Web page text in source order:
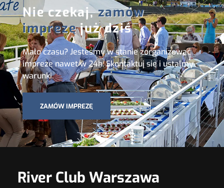
Nie czekaj,zamów
imprezęjuż dziś
Mało czasu? Jesteśmy w stanie zorganizować
imprezę nawet w 24h. Skontaktuj się i ustalmy
warunki.
ZAMÓW IMPREZĘ
River Club Warszawa